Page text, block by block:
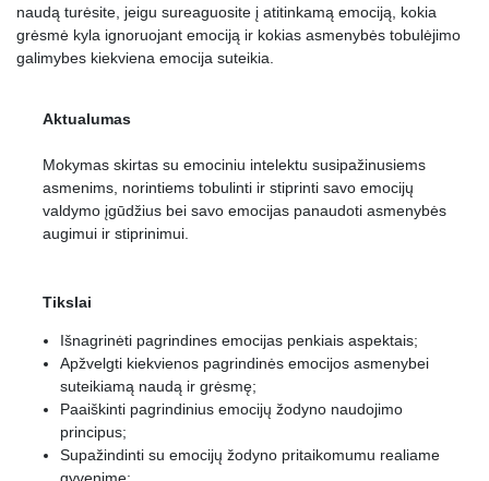
naudą turėsite, jeigu sureaguosite į atitinkamą emociją, kokia
grėsmė kyla ignoruojant emociją ir kokias asmenybės tobulėjimo
galimybes kiekviena emocija suteikia.
Aktualumas
Mokymas skirtas su emociniu intelektu susipažinusiems
asmenims, norintiems tobulinti ir stiprinti savo emocijų
valdymo įgūdžius bei savo emocijas panaudoti asmenybės
augimui ir stiprinimui.
Tikslai
Išnagrinėti pagrindines emocijas penkiais aspektais;
Apžvelgti kiekvienos pagrindinės emocijos asmenybei
suteikiamą naudą ir grėsmę;
Paaiškinti pagrindinius emocijų žodyno naudojimo
principus;
Supažindinti su emocijų žodyno pritaikomumu realiame